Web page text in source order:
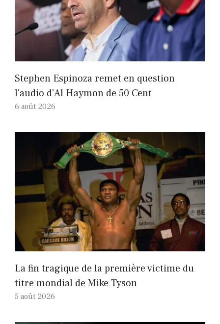
Stephen Espinoza remet en question
l'audio d'Al Haymon de 50 Cent
6 août 2026
La fin tragique de la première victime du
titre mondial de Mike Tyson
5 août 2026